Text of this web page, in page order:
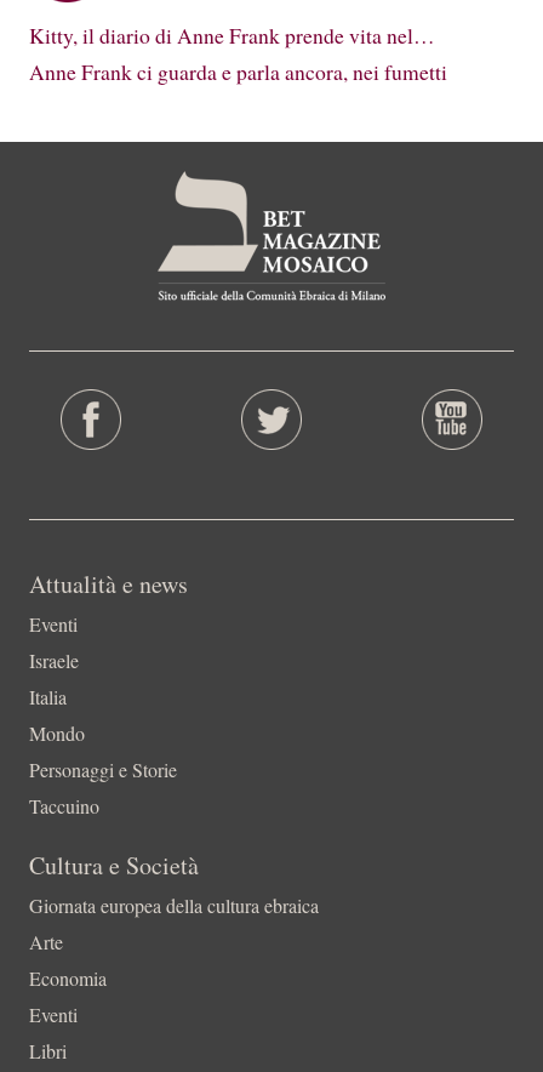
Kitty, il diario di Anne Frank prende vita nel…
Anne Frank ci guarda e parla ancora, nei fumetti
Attualità e news
Eventi
Israele
Italia
Mondo
Personaggi e Storie
Taccuino
Cultura e Società
Giornata europea della cultura ebraica
Arte
Economia
Eventi
Libri